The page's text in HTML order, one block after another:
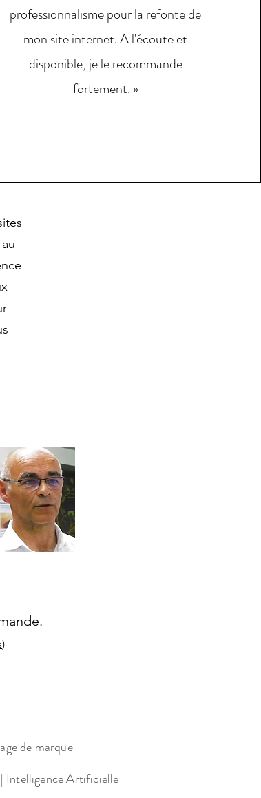
professionnalisme pour la refonte de
mon site internet. A l'écoute et
disponible, je le recommande
fortement. »
)
Bretagne.
de marque
Intelligence Artificielle